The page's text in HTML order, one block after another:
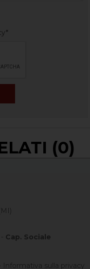
(0)
Cap. Sociale
Informativa sulla privacy